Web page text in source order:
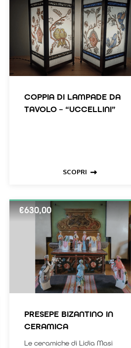
COPPIA DI LAMPADE DA
TAVOLO – “UCCELLINI”
SCOPRI
€630,00
PRESEPE BIZANTINO IN
CERAMICA
Le ceramiche di Lidia Masi